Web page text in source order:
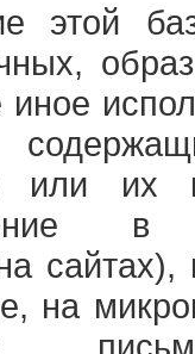
этой
или их
на